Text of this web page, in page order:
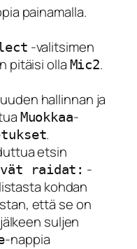
painamalla.
-valitsimen
pitäisi olla Mic2.
hallinnan ja
Muokkaa-
.
etsin
raidat: -
kohdan
että se on
suljen
-nappia